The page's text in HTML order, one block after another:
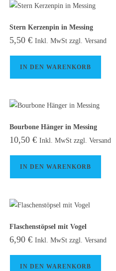
Stern Kerzenpin in Messing
5,50 € Inkl. MwSt zzgl. Versand
IN DEN WARENKORB
Bourbone Hänger in Messing
10,50 € Inkl. MwSt zzgl. Versand
IN DEN WARENKORB
Flaschenstöpsel mit Vogel
6,90 € Inkl. MwSt zzgl. Versand
IN DEN WARENKORB